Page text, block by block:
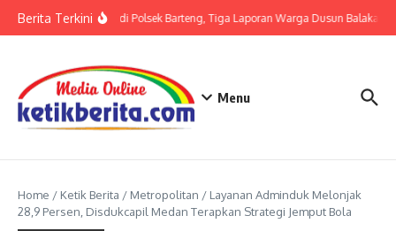
Berita TerkiniTerkait LP di Polsek Barteng, Tiga Laporan Warga Dusun Balaka di
Menu
Home / Ketik Berita / Metropolitan / Layanan Adminduk Melonjak
28,9 Persen, Disdukcapil Medan Terapkan Strategi Jemput Bola